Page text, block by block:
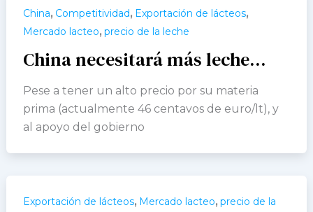
China, Competitividad, Exportación de lácteos,
Mercado lacteo, precio de la leche
China necesitará más leche…
Pese a tener un alto precio por su materia
prima (actualmente 46 centavos de euro/lt), y
al apoyo del gobierno
Exportación de lácteos, Mercado lacteo, precio de la